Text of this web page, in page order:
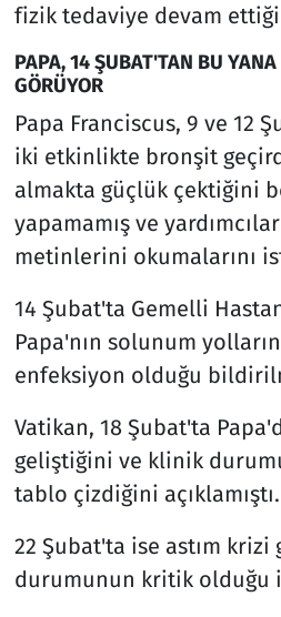
fizik tedaviye devam
PAPA, 14 ŞUBAT'TAN BU
GÖRÜYOR
Papa Franciscus, 9 ve 12
iki etkinlikte bronşit
almakta güçlük çektiğini
yapamamış ve
metinlerini okumalarını
14 Şubat'ta Gemelli
Papa'nın solunum
enfeksiyon olduğu
Vatikan, 18 Şubat'ta
geliştiğini ve klinik
tablo çizdiğini açıklamıştı.
22 Şubat'ta ise astım krizi
durumunun kritik olduğu